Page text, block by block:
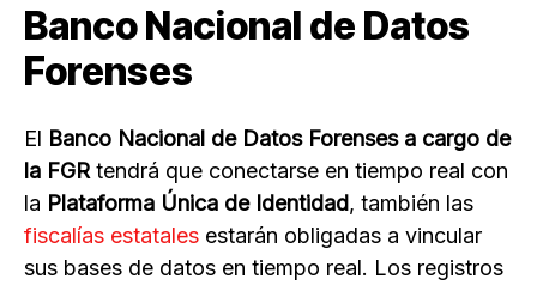
Banco Nacional de Datos
Forenses
El Banco Nacional de Datos Forenses a cargo de
la FGR tendrá que conectarse en tiempo real con
la Plataforma Única de Identidad, también las
fiscalías estatales estarán obligadas a vincular
sus bases de datos en tiempo real. Los registros